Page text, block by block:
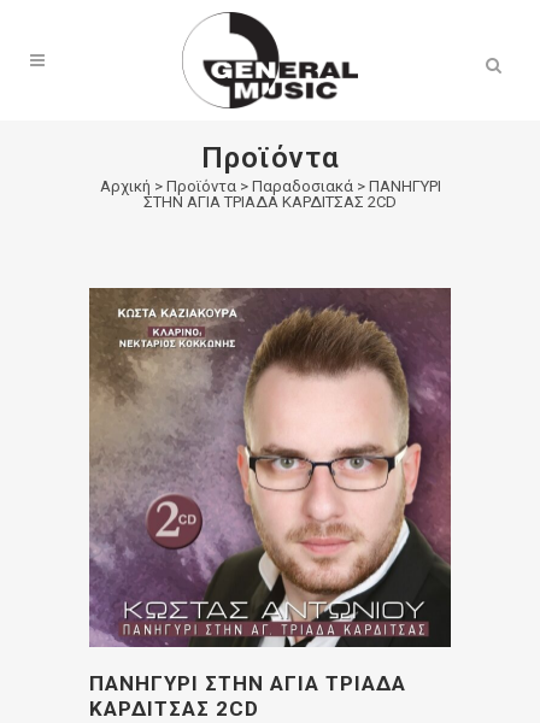
Προϊόντα
Αρχική > Προϊόντα> Παραδοσιακά> ΠΑΝΗΓΥΡΙ
ΣΤΗΝ ΑΓΙΑ ΤΡΙΑΔΑ ΚΑΡΔΙΤΣΑΣ 2CD
ΠΑΝΗΓΥΡΙ ΣΤΗΝ ΑΓΙΑ ΤΡΙΑΔΑ
ΚΑΡΔΙΤΣΑΣ 2CD